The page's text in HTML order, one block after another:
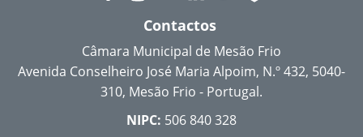
Contactos
Câmara Municipal de Mesão Frio
Avenida Conselheiro José Maria Alpoim, N.º 432, 5040-
310, Mesão Frio - Portugal.
NIPC: 506 840 328